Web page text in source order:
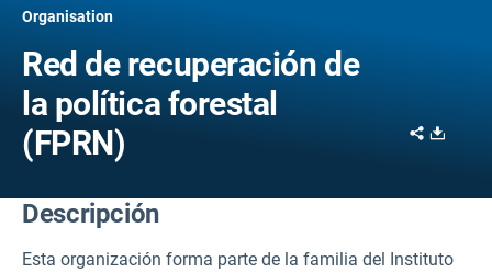
Organisation
Red de recuperación de
la política forestal
(FPRN)
Share
Descripción
Esta organización forma parte de la familia del Instituto